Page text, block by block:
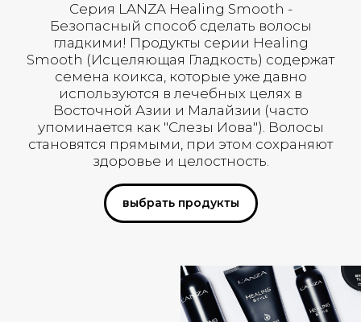
Серия LANZA Healing Smooth -
Безопасный способ сделать волосы
гладкими! Продукты серии Healing
Smooth (Исцеляющая Гладкость) содержат
семена коикса, которые уже давно
используются в лечебных целях в
Восточной Азии и Малайзии (часто
упоминается как "Слезы Иова"). Волосы
становятся прямыми, при этом сохраняют
здоровье и целостность.
выбрать продукты